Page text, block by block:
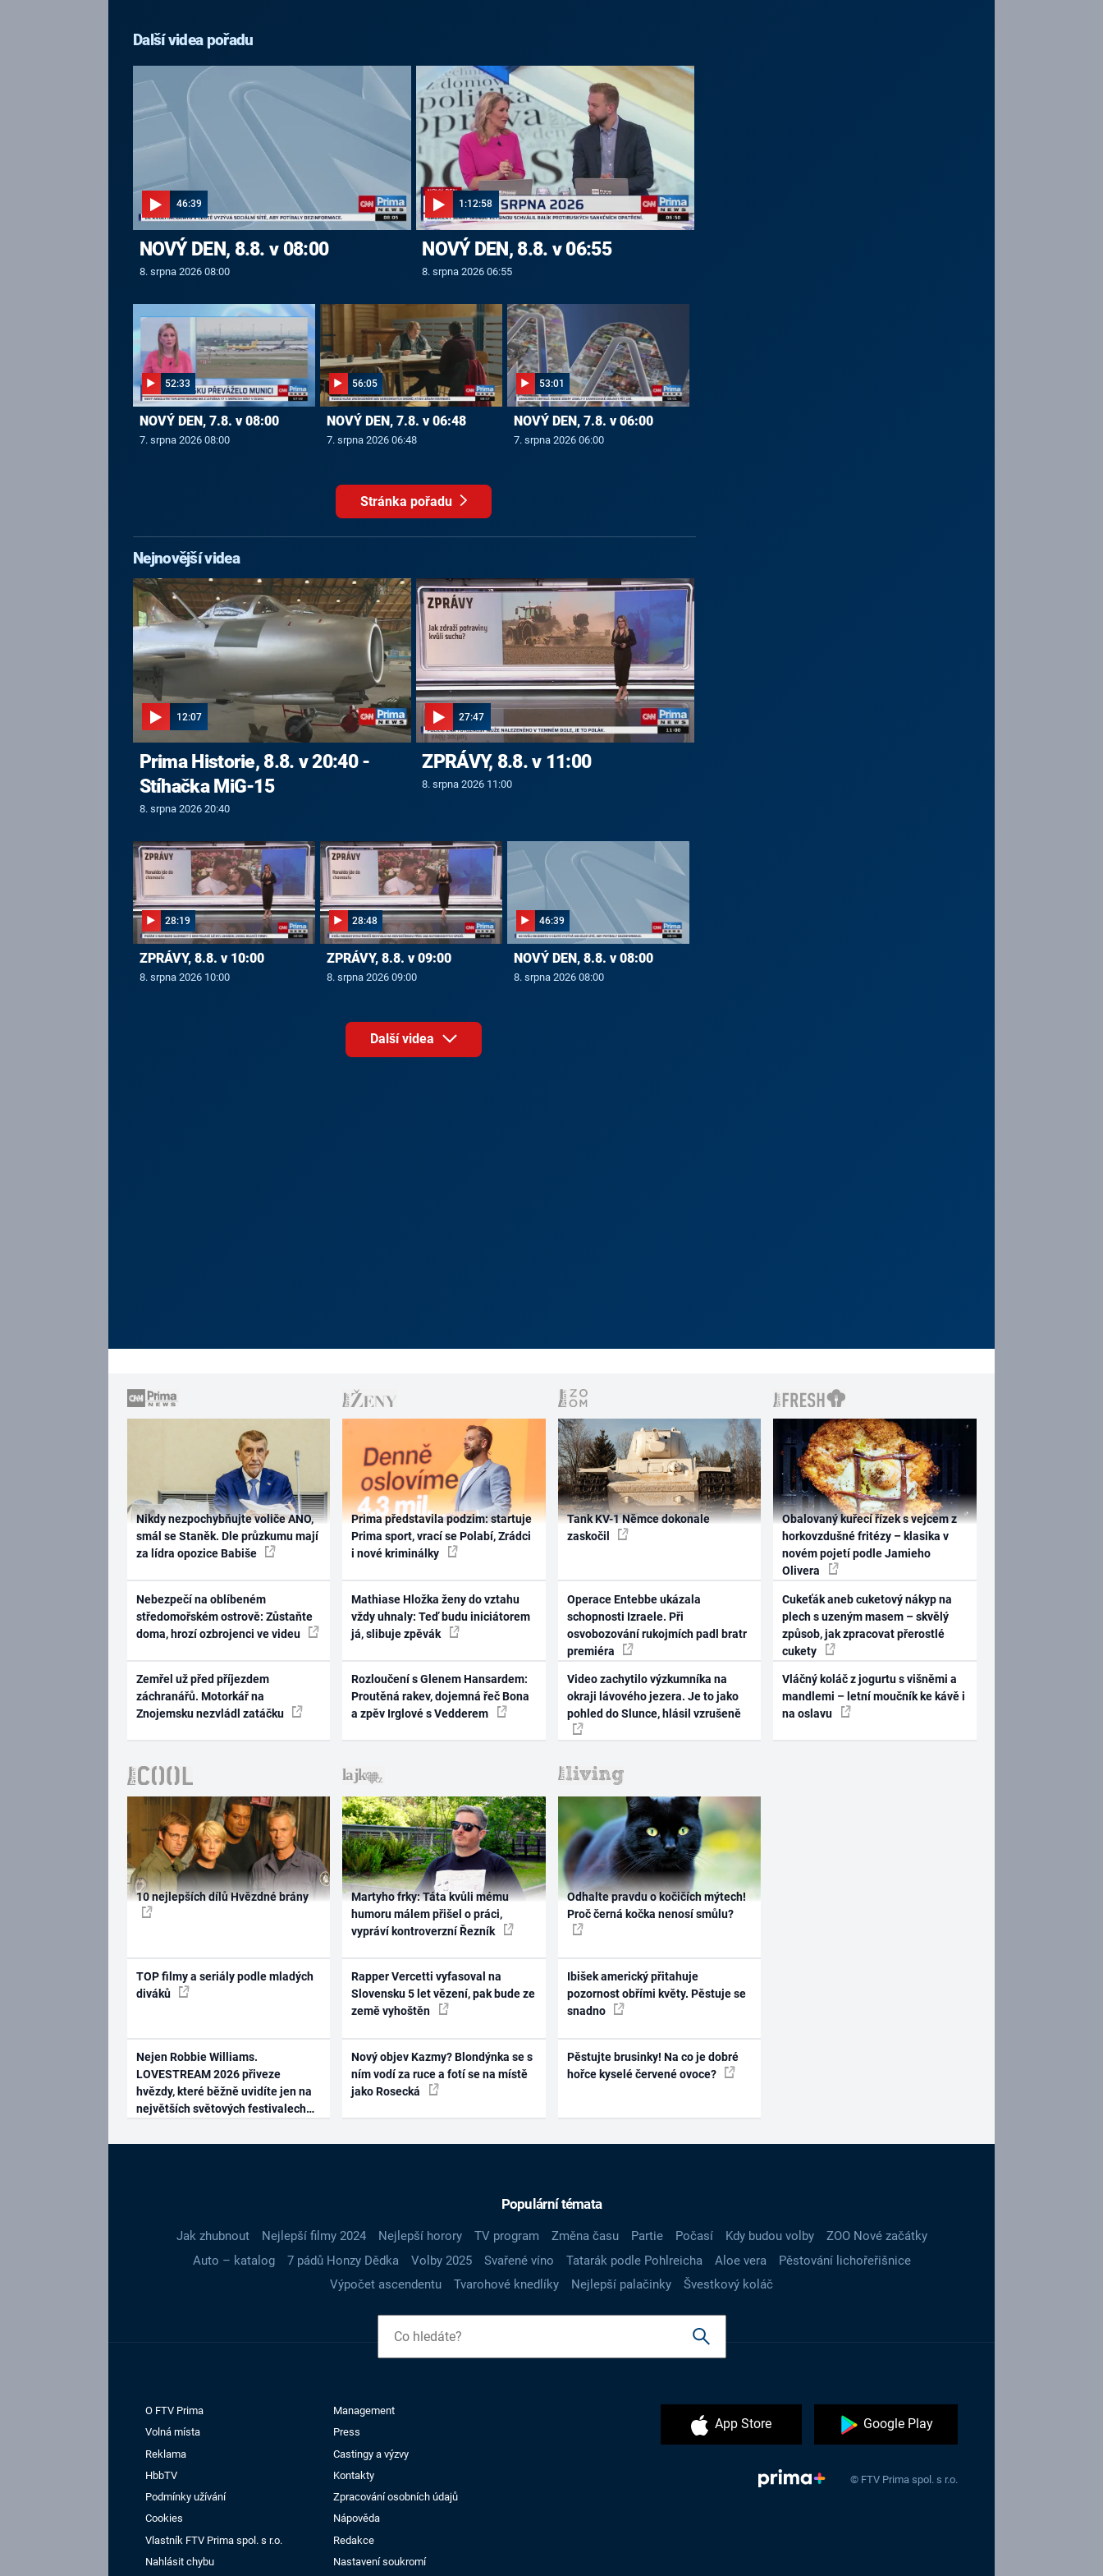
Další videa pořadu
46:39
NOVÝ DEN, 8.8. v 08:00
8. srpna 2026 08:00
1:12:58
NOVÝ DEN, 8.8. v 06:55
8. srpna 2026 06:55
52:33
NOVÝ DEN, 7.8. v 08:00
7. srpna 2026 08:00
56:05
NOVÝ DEN, 7.8. v 06:48
7. srpna 2026 06:48
53:01
NOVÝ DEN, 7.8. v 06:00
7. srpna 2026 06:00
Stránka pořadu
Nejnovější videa
12:07
Prima Historie, 8.8. v 20:40 -
Stíhačka MiG-15
8. srpna 2026 20:40
27:47
ZPRÁVY, 8.8. v 11:00
8. srpna 2026 11:00
28:19
ZPRÁVY, 8.8. v 10:00
8. srpna 2026 10:00
28:48
ZPRÁVY, 8.8. v 09:00
8. srpna 2026 09:00
46:39
NOVÝ DEN, 8.8. v 08:00
8. srpna 2026 08:00
Další videa
Nikdy nezpochybňujte voliče ANO,
smál se Staněk. Dle průzkumu mají
za lídra opozice Babiše
Nebezpečí na oblíbeném
středomořském ostrově: Zůstaňte
doma, hrozí ozbrojenci ve videu
Zemřel už před příjezdem
záchranářů. Motorkář na
Znojemsku nezvládl zatáčku
Prima představila podzim: startuje
Prima sport, vrací se Polabí, Zrádci
i nové kriminálky
Mathiase Hložka ženy do vztahu
vždy uhnaly: Teď budu iniciátorem
já, slibuje zpěvák
Rozloučení s Glenem Hansardem:
Proutěná rakev, dojemná řeč Bona
a zpěv Irglové s Vedderem
Tank KV-1 Němce dokonale
zaskočil
Operace Entebbe ukázala
schopnosti Izraele. Při
osvobozování rukojmích padl bratr
premiéra
Video zachytilo výzkumníka na
okraji lávového jezera. Je to jako
pohled do Slunce, hlásil vzrušeně
Obalovaný kuřecí řízek s vejcem z
horkovzdušné fritézy – klasika v
novém pojetí podle Jamieho
Olivera
Cukeťák aneb cuketový nákyp na
plech s uzeným masem – skvělý
způsob, jak zpracovat přerostlé
cukety
Vláčný koláč z jogurtu s višněmi a
mandlemi – letní moučník ke kávě i
na oslavu
10 nejlepších dílů Hvězdné brány
TOP filmy a seriály podle mladých
diváků
Nejen Robbie Williams.
LOVESTREAM 2026 přiveze
hvězdy, které běžně uvidíte jen na
největších světových festivalech
Martyho frky: Táta kvůli mému
humoru málem přišel o práci,
vypráví kontroverzní Řezník
Rapper Vercetti vyfasoval na
Slovensku 5 let vězení, pak bude ze
země vyhoštěn
Nový objev Kazmy? Blondýnka se s
ním vodí za ruce a fotí se na místě
jako Rosecká
Odhalte pravdu o kočičích mýtech!
Proč černá kočka nenosí smůlu?
Ibišek americký přitahuje
pozornost obřími květy. Pěstuje se
snadno
Pěstujte brusinky! Na co je dobré
hořce kyselé červené ovoce?
Populární témata
Jak zhubnout Nejlepší filmy 2024 Nejlepší horory TV program Změna času Partie Počasí Kdy budou volby
ZOO Nové začátky
Auto – katalog
7 pádů Honzy Dědka Volby 2025 Svařené víno Tatarák podle Pohlreicha Aloe vera
Pěstování lichořeřišnice
Výpočet ascendentu
Tvarohové knedlíky Nejlepší palačinky Švestkový koláč
O FTV Prima
Management
Volná místa
Press
Reklama
Castingy a výzvy
HbbTV
Kontakty
Podmínky užívání
Zpracování osobních údajů
Cookies
Nápověda
Vlastník FTV Prima spol. s r.o.
Redakce
Nahlásit chybu
Nastavení soukromí
App Store Google Play
© FTV Prima spol. s r.o.